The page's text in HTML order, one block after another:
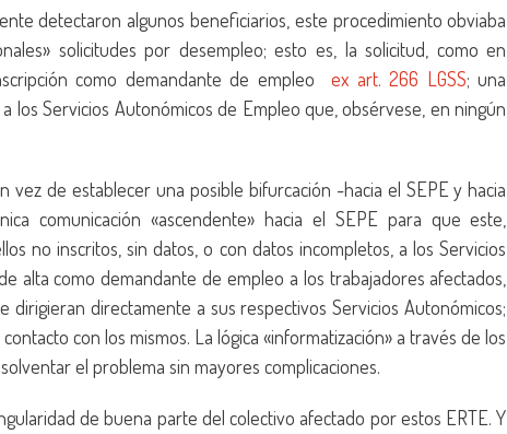
detectaron algunos beneficiarios, este procedimiento obviaba
solicitudes por desempleo; esto es, la solicitud, como en
como demandante de empleoex art. 266 LGSS; una
los Servicios Autonómicos de Empleo que, obsérvese, en ningún
vez de establecer una posible bifurcación -hacia el SEPE y hacia
comunicación «ascendente» hacia el SEPE para que este,
no inscritos, sin datos, o con datos incompletos, a los Servicios
alta como demandante de empleo a los trabajadores afectados,
directamente a sus respectivos Servicios Autonómicos;
con los mismos. La lógica «informatización» a través de los
el problema sin mayores complicaciones.
de buena parte del colectivo afectado por estos ERTE. Y